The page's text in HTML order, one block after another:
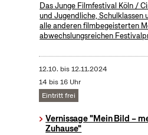
Das Junge Filmfestival Köln /
und Jugendliche, Schulklassen
alle anderen filmbegeisterten
abwechslungsreichen
12.10. bis12.11.2024
14 bis 16 Uhr
Eintritt frei
Vernissage "Mein Bild –
Zuhause"